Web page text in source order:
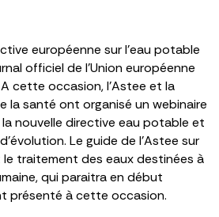
européenne sur l’eau potable
officiel de l’Union européenne
cette occasion, l’Astee et la
la santé ont organisé un webinaire
nouvelle directive eau potable et
Le guide de l’Astee sur
traitement des eaux destinées à
qui paraitra en début
présenté à cette occasion.